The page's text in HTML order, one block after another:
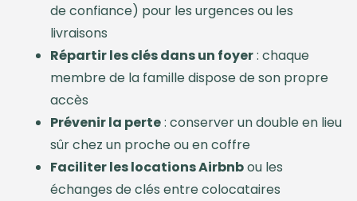
de confiance) pour les urgences ou les
livraisons
Répartir les clés dans un foyer: chaque
membre de la famille dispose de son propre
accès
Prévenir la perte: conserver un double en lieu
sûr chez un proche ou en coffre
Faciliter les locations Airbnbou les
échanges de clés entre colocataires